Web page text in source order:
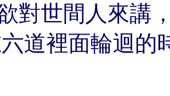
對世間人來講
道裡面輪迴的